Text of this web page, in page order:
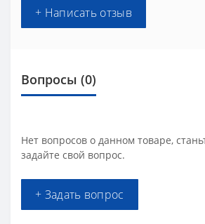
+ Написать отзыв
Вопросы (0)
Нет вопросов о данном товаре,
задайте свой вопрос.
+ Задать вопрос